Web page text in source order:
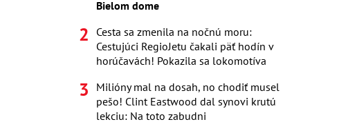
Bielom dome
Cesta sa zmenila na nočnú moru:
Cestujúci RegioJetu čakali päť hodín v
horúčavách! Pokazila sa lokomotíva
Milióny mal na dosah, no chodiť musel
pešo! Clint Eastwood dal synovi krutú
lekciu: Na toto zabudni